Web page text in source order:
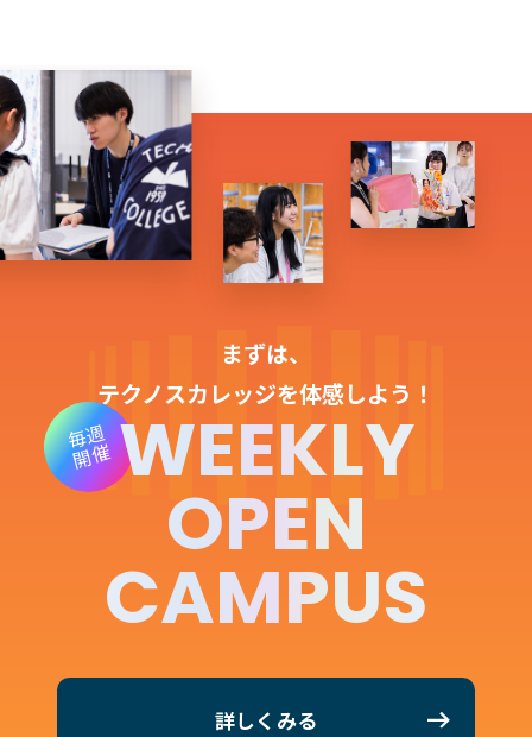
まずは、
テクノスカレッジを体感しよう！
毎週
開催WEEKLY
OPEN
CAMPUS
詳しくみる